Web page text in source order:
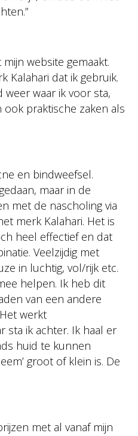
website gemaakt.
Kalahari dat ik gebruik.
weer waar ik voor sta,
praktische zaken als
en bindweefsel.
maar in de
met de nascholing via
merk Kalahari. Het is
heel effectief en dat
Veelzijdig met
in luchtig, vol/rijk etc.
helpen. Ik heb dit
van een andere
werkt
sta ik achter. Ik haal er
huid te kunnen
groot of klein is. De
met al vanaf mijn